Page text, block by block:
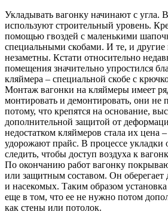
Укладывать вагонку начинают с угла.
используют строительный уровень.
помощью гвоздей с маленькими
специальными скобами. И те, и другие
незаметны. Кстати относительно
помещения значительно упростился
кляймера – специальной скобе с
Монтаж вагонки на кляймеры имеет
монтировать и демонтировать, они не
потому, что крепятся на основание,
дополнительной защитой от
недостатком кляймеров стала их цена
удорожают прайс. В процессе укладки
следить, чтобы доступ воздуха к
По окончанию работ вагонку
или защитным составом. Он оберегает
и насекомых. Таким образом
еще в том, что ее не нужно потом
как стены или потолок.